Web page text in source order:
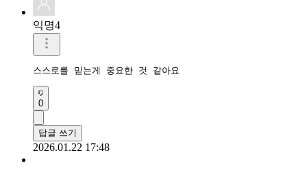
익명4
스스로를 믿는게 중요한 것 같아요
0
답글 쓰기
2026.01.22 17:48